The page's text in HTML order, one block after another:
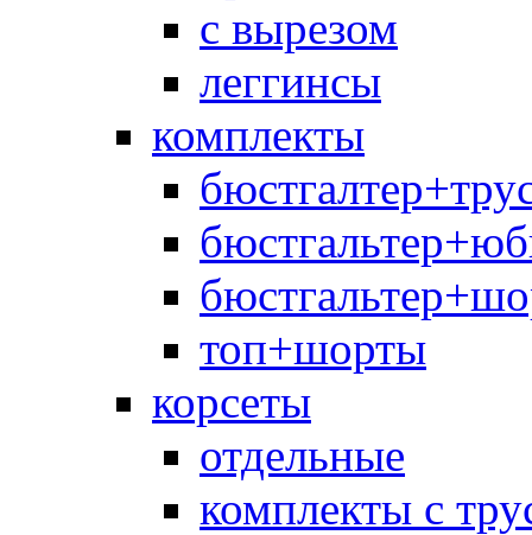
с вырезом
леггинсы
комплекты
топ+шорты
корсеты
отдельные
комплекты с